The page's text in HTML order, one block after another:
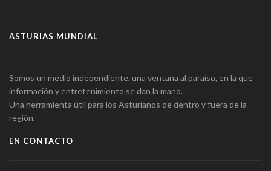
ASTURIAS MUNDIAL
Somos un medio independiente, una ventana al paraíso, en la que
información y entretenimiento se dan la mano.
Una herramienta útil para los Asturianos de dentro y fuera de la
región.
EN CONTACTO